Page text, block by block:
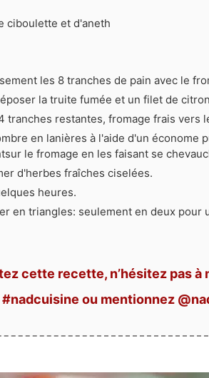
ciboulette et d'aneth
les 8 tranches de pain avec le
la truite fumée et un filet de citron
tranches restantes, fromage frais vers
en lanières à l'aide d'un économe
le fromage en les faisant se
d'herbes fraîches ciselées.
heures.
en triangles: seulement en deux pour
cette recette, n’hésitez pas à
#nadcuisine ou mentionnez